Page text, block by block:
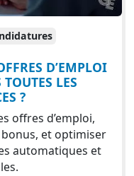
D’EMPLOI
LES
?
offres d’emploi,
et optimiser
automatiques et